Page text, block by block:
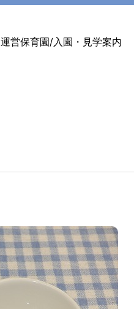
運営保育園/入園・見学案内